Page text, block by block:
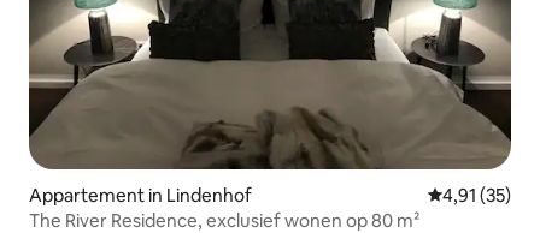
Appartement in Lindenhof Gemiddelde
4,91 (35)
The River Residence, exclusief wonen op 80 m²